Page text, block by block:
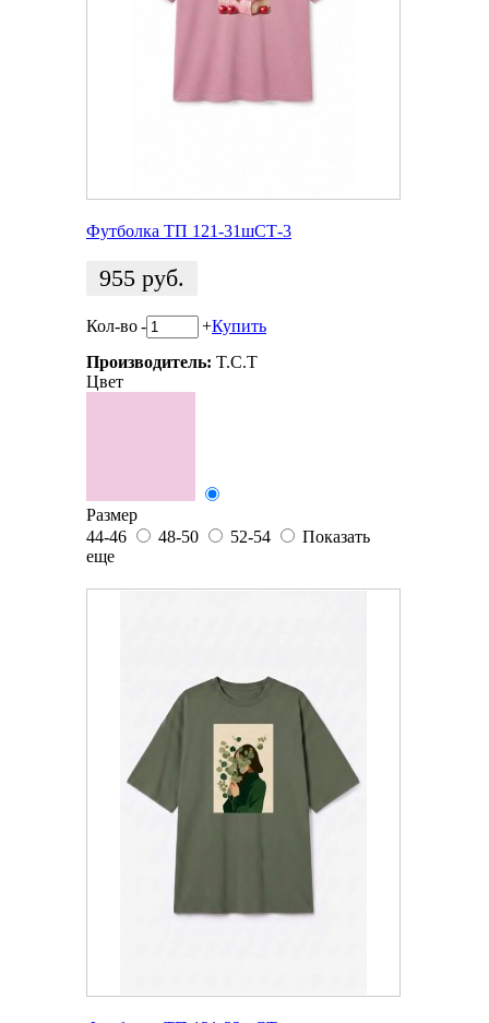
Футболка ТП 121-31шСТ-3
955 руб.
Кол-во- +Купить
Производитель: T.C.T
Цвет
Размер
44-46
48-50 52-54
Показать
еще